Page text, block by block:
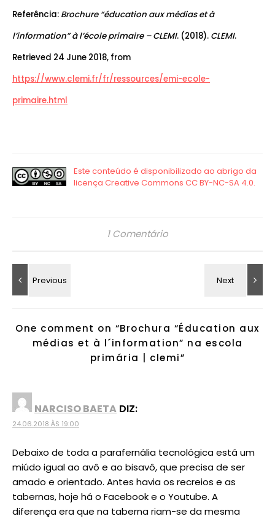
Referência: Brochure “éducation aux médias et à
l’information” à l’école primaire – CLEMI. (2018). CLEMI.
Retrieved 24 June 2018, from
https://www.clemi.fr/fr/ressources/emi-ecole-
primaire.html
1 Comentário
One comment on “Brochura “Éducation aux
médias et à l´information” na escola
primária | clemi”
NARCISO BAETA DIZ:
24.06.2018 ÀS 19:00
Debaixo de toda a parafernália tecnológica está um
miúdo igual ao avô e ao bisavô, que precisa de ser
amado e orientado. Antes havia os recreios e as
tabernas, hoje há o Facebook e o Youtube. A
diferença era que na taberna riam-se da mesma